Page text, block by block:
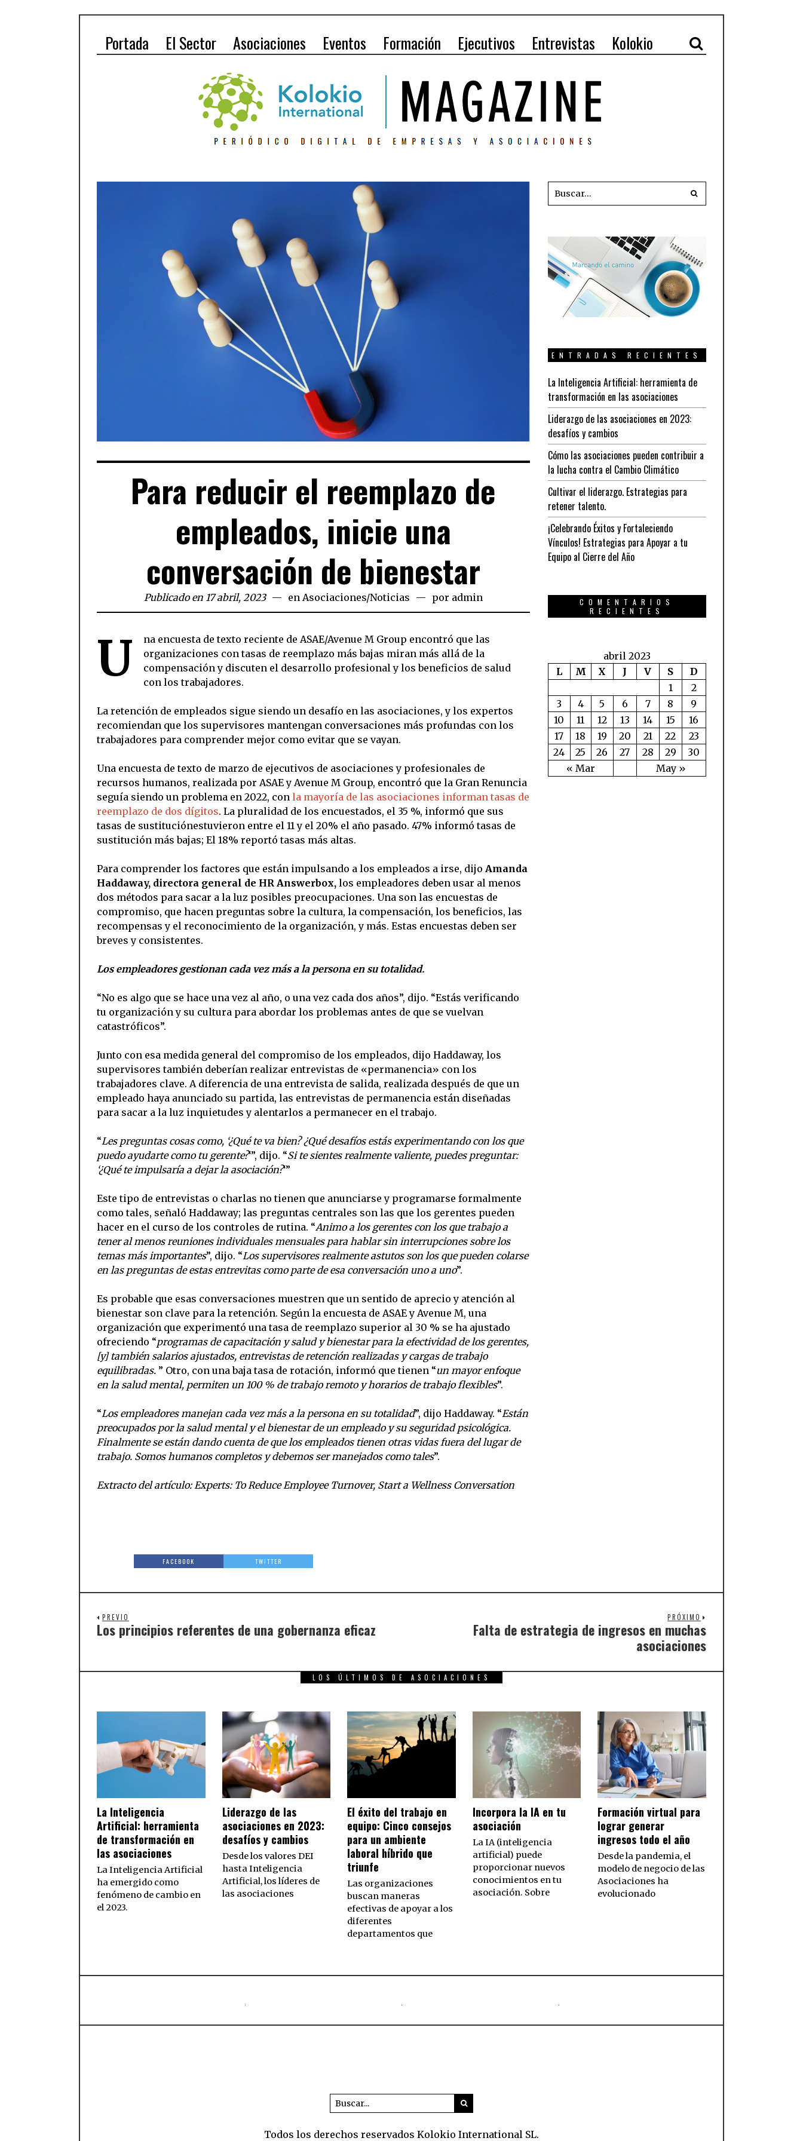
Portada El Sector Asociaciones Eventos Formación Ejecutivos Entrevistas Kolokio
Para reducir el reemplazo de
empleados, inicie una
conversación de bienestar
Publicado en 17 abril, 2023 en Asociaciones/Noticias por admin
U
na encuesta de texto reciente de ASAE/Avenue M Group encontró que las
organizaciones con tasas de reemplazo más bajas miran más allá de la
compensación y discuten el desarrollo profesional y los beneficios de salud
con los trabajadores.
La retención de empleados sigue siendo un desafío en las asociaciones, y los expertos
recomiendan que los supervisores mantengan conversaciones más profundas con los
trabajadores para comprender mejor como evitar que se vayan.
Una encuesta de texto de marzo de ejecutivos de asociaciones y profesionales de
recursos humanos, realizada por ASAE y Avenue M Group, encontró que la Gran Renuncia
seguía siendo un problema en 2022, con la mayoría de las asociaciones informan tasas de
reemplazo de dos dígitos. La pluralidad de los encuestados, el 35 %, informó que sus
tasas de sustituciónestuvieron entre el 11 y el 20% el año pasado. 47% informó tasas de
sustitución más bajas; El 18% reportó tasas más altas.
Para comprender los factores que están impulsando a los empleados a irse, dijo Amanda
Haddaway, directora general de HR Answerbox, los empleadores deben usar al menos
dos métodos para sacar a la luz posibles preocupaciones. Una son las encuestas de
compromiso, que hacen preguntas sobre la cultura, la compensación, los beneficios, las
recompensas y el reconocimiento de la organización, y más. Estas encuestas deben ser
breves y consistentes.
Los empleadores gestionan cada vez más a la persona en su totalidad.
“No es algo que se hace una vez al año, o una vez cada dos años”, dijo. “Estás verificando
tu organización y su cultura para abordar los problemas antes de que se vuelvan
catastróficos”.
Junto con esa medida general del compromiso de los empleados, dijo Haddaway, los
supervisores también deberían realizar entrevistas de «permanencia» con los
trabajadores clave. A diferencia de una entrevista de salida, realizada después de que un
empleado haya anunciado su partida, las entrevistas de permanencia están diseñadas
para sacar a la luz inquietudes y alentarlos a permanecer en el trabajo.
“Les preguntas cosas como, ‘¿Qué te va bien? ¿Qué desafíos estás experimentando con los que
puedo ayudarte como tu gerente?‘”, dijo. “Si te sientes realmente valiente, puedes preguntar:
‘¿Qué te impulsaría a dejar la asociación?‘”
Este tipo de entrevistas o charlas no tienen que anunciarse y programarse formalmente
como tales, señaló Haddaway; las preguntas centrales son las que los gerentes pueden
hacer en el curso de los controles de rutina. “Animo a los gerentes con los que trabajo a
tener al menos reuniones individuales mensuales para hablar sin interrupciones sobre los
temas más importantes”, dijo. “Los supervisores realmente astutos son los que pueden colarse
en las preguntas deestas entrevitascomo parte de esa conversación uno a uno”.
Es probable que esas conversaciones muestren que un sentido de aprecio y atención al
bienestar son clave para la retención. Según la encuesta de ASAE y Avenue M, una
organización que experimentó una tasa de reemplazo superior al 30 % se ha ajustado
ofreciendo “programas de capacitación y salud y bienestar para la efectividad de los gerentes,
[y] también salarios ajustados, entrevistas de retención realizadas y cargas de trabajo
equilibradas. ” Otro, con una baja tasa de rotación, informó que tienen “un mayor enfoque
en la salud mental, permiten un 100 % de trabajo remoto y horarios de trabajo flexibles”.
“Los empleadores manejan cada vez más a la persona en su totalidad”, dijo Haddaway. “Están
preocupados por la salud mental y el bienestar de un empleado y su seguridad psicológica.
Finalmente se están dando cuenta de que los empleados tienen otras vidas fuera del lugar de
trabajo. Somos humanos completos y debemos ser manejados como tales”.
Extracto del artículo: Experts: To Reduce Employee Turnover, Start a Wellness Conversation
FACEBOOK TWITTER
ENTRADAS RECIENTES
La Inteligencia Artificial: herramienta de
transformación en las asociaciones
Liderazgo de las asociaciones en 2023:
desafíos y cambios
Cómo las asociaciones pueden contribuir a
la lucha contra el Cambio Climático
Cultivar el liderazgo. Estrategias para
retener talento.
¡Celebrando Éxitos y Fortaleciendo
Vínculos! Estrategias para Apoyar a tu
Equipo al Cierre del Año
COMENTARIOS
RECIENTES
abril 2023
L
M X J V S D
« Mar May »
1
2
3
4 5 6 7 8
9
10
11 12 13 14 15
16
17
18 19 20 21 22
23
24
25 26 27 28 29 30
PREVIO
Los principios referentes de una gobernanza eficaz
PRÓXIMO
Falta de estrategia de ingresos en muchas
asociaciones
LOS ÚLTIMOS DE ASOCIACIONES
La Inteligencia
Artificial: herramienta
de transformación en
las asociaciones
La Inteligencia Artificial
ha emergido como
fenómeno de cambio en
el 2023.
Liderazgo de las
asociaciones en 2023:
desafíos y cambios
Desde los valores DEI
hasta Inteligencia
Artificial, los líderes de
las asociaciones
El éxito del trabajo en
equipo: Cinco consejos
para un ambiente
laboral híbrido que
triunfe
Las organizaciones
buscan maneras
efectivas de apoyar a los
diferentes
departamentos que
Incorpora la IA en tu
asociación
La IA (inteligencia
artificial) puede
proporcionar nuevos
conocimientos en tu
asociación. Sobre
Formación virtual para
lograr generar
ingresos todo el año
Desde la pandemia, el
modelo de negocio de las
Asociaciones ha
evolucionado
Todos los derechos reservados Kolokio International SL.